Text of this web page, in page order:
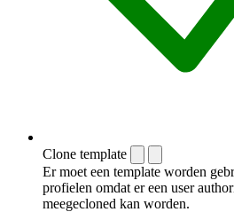
Clone template
Er moet een template worden
profielen omdat er een user
meegecloned kan worden.